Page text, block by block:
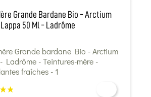
Grande Bardane Bio - Arctium
Lappa 50 Ml - Ladrôme